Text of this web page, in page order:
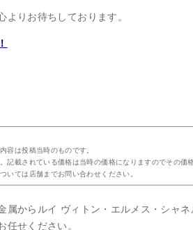
よりお待ちしております。
容は投稿当時のものです。
載されている価格は当時の価格になりますのでその価
ては店舗までお問い合わせください。
属からルイ ヴィトン・エルメス・シャネ
任せください。